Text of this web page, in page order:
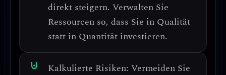
direkt steigern. Verwalten Sie
Ressourcen so, dass Sie in Qualität
statt in Quantität investieren.
Kalkulierte Risiken: Vermeiden Sie